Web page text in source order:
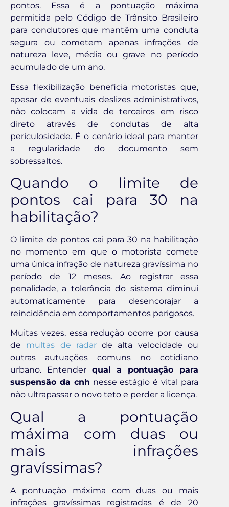
pontos. Essa é a pontuação máxima
permitida pelo Código de Trânsito Brasileiro
para condutores que mantêm uma conduta
segura ou cometem apenas infrações de
natureza leve, média ou grave no período
acumulado de um ano.
Essa flexibilização beneficia motoristas que,
apesar de eventuais deslizes administrativos,
não colocam a vida de terceiros em risco
direto através de condutas de alta
periculosidade. É o cenário ideal para manter
a regularidade do documento sem
sobressaltos.
Quando o limite de
pontos cai para 30 na
habilitação?
O limite de pontos cai para 30 na habilitação
no momento em que o motorista comete
uma única infração de natureza gravíssima no
período de 12 meses. Ao registrar essa
penalidade, a tolerância do sistema diminui
automaticamente para desencorajar a
reincidência em comportamentos perigosos.
Muitas vezes, essa redução ocorre por causa
de multas de radarde alta velocidade ou
outras autuações comuns no cotidiano
urbano. Entender qual a pontuação para
suspensão da cnh nesse estágio é vital para
não ultrapassar o novo teto e perder a licença.
Qual a pontuação
máxima com duas ou
mais infrações
gravíssimas?
A pontuação máxima com duas ou mais
infrações gravíssimas registradas é de 20